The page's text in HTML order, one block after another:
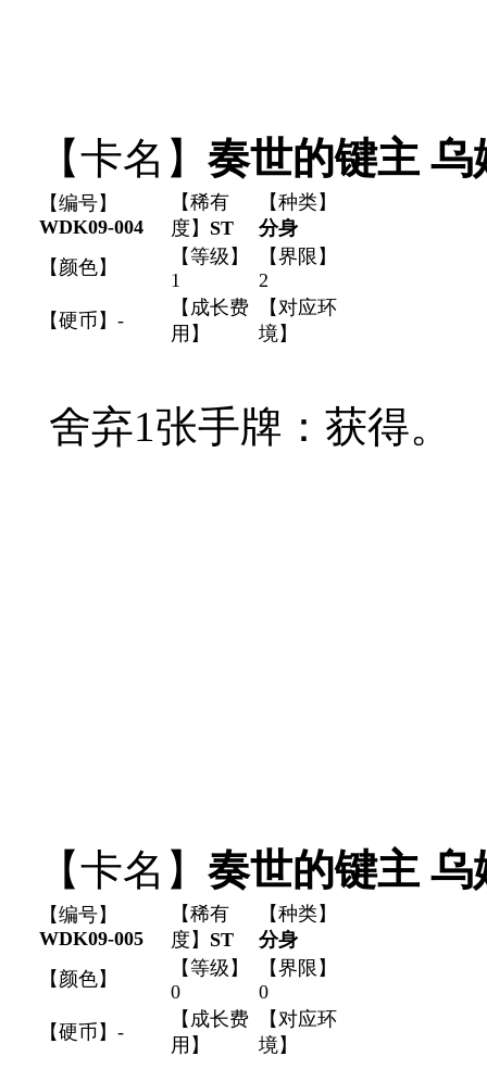
【卡名】 奏世的键主
【编号】
WDK09-004
【稀有
度】 ST
【种类】
分身
【颜色】
【等级】
1
【界限】
2
【硬币】-
【成长费
用】
【对应环
境】
舍弃1张手牌：获得。
【卡名】 奏世的键主
【编号】
WDK09-005
【稀有
度】 ST
【种类】
分身
【颜色】
【等级】
0
【界限】
0
【硬币】-
【成长费
用】
【对应环
境】